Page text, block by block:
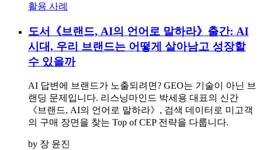
활용 사례
도서《브랜드, AI의 언어로 말하라》출간: AI
시대, 우리 브랜드는 어떻게 살아남고 성장할
수 있을까
AI 답변에 브랜드가 노출되려면? GEO는 기술이 아닌 브
랜딩 문제입니다. 리스닝마인드 박세용 대표의 신간
《브랜드, AI의 언어로 말하라》, 검색 데이터로 미고객
의 구매 장면을 찾는 Top of CEP 전략을 다룹니다.
by 장 윤진